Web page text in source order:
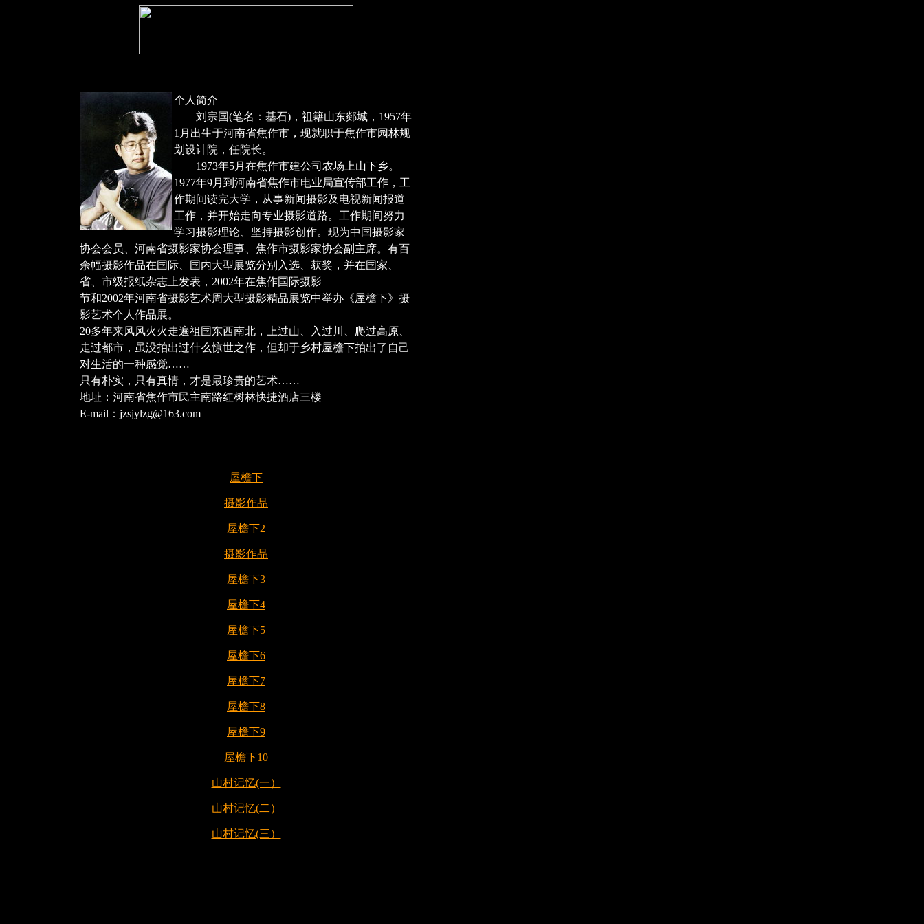
个人简介
刘宗国(笔名：基石)，祖籍山东郯城，1957年
1月出生于河南省焦作市，现就职于焦作市园林规
划设计院，任院长。
1973年5月在焦作市建公司农场上山下乡。
1977年9月到河南省焦作市电业局宣传部工作，工
作期间读完大学，从事新闻摄影及电视新闻报道
工作，并开始走向专业摄影道路。工作期间努力
学习摄影理论、坚持摄影创作。现为中国摄影家
协会会员、河南省摄影家协会理事、焦作市摄影家协会副主席。有百
余幅摄影作品在国际、国内大型展览分别入选、获奖，并在国家、
省、市级报纸杂志上发表，2002年在焦作国际摄影
节和2002年河南省摄影艺术周大型摄影精品展览中举办《屋檐下》摄
影艺术个人作品展。
20多年来风风火火走遍祖国东西南北，上过山、入过川、爬过高原、
走过都市，虽没拍出过什么惊世之作，但却于乡村屋檐下拍出了自己
对生活的一种感觉……
只有朴实，只有真情，才是最珍贵的艺术……
地址：河南省焦作市民主南路红树林快捷酒店三楼
E-mail：jzsjylzg@163.com
屋檐下
摄影作品
屋檐下2
摄影作品
屋檐下3
屋檐下4
屋檐下5
屋檐下6
屋檐下7
屋檐下8
屋檐下9
屋檐下10
山村记忆(一）
山村记忆(二）
山村记忆(三）